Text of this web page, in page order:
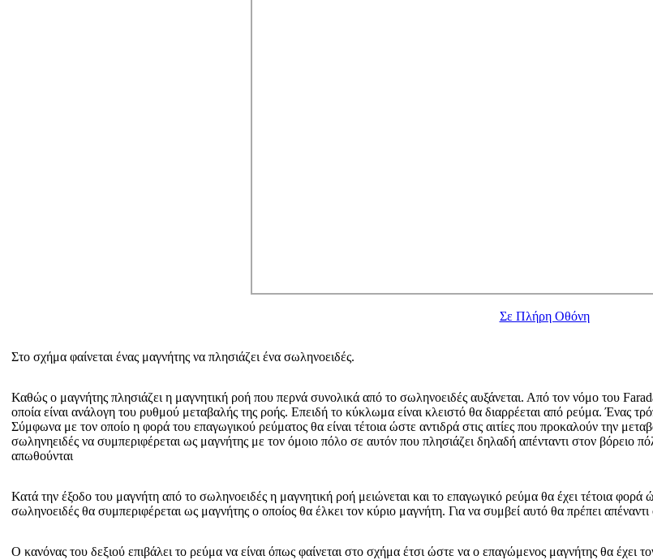
Σε Πλήρη Οθόνη
Στο σχήμα φαίνεται ένας μαγνήτης να πλησιάζει ένα σωληνοειδές.
Καθώς ο μαγνήτης πλησιάζει η μαγνητική ροή που περνά συνολικά από το σωληνοειδές αυξάνεται. Από τον νόμο του
οποία είναι ανάλογη του ρυθμού μεταβαλής της ροής. Επειδή το κύκλωμα είναι κλειστό θα διαρρέεται από ρεύμα. Ένας
Σύμφωνα με τον οποίο η φορά του επαγωγικού ρεύματος θα είναι τέτοια ώστε αντιδρά στις αιτίες που προκαλούν την
σωληνηειδές να συμπεριφέρεται ως μαγνήτης με τον όμοιο πόλο σε αυτόν που πλησιάζει δηλαδή απένταντι στον βόρειο
απωθούνται
Κατά την έξοδο του μαγνήτη από το σωληνοειδές η μαγνητική ροή μειώνεται και το επαγωγικό ρεύμα θα έχει τέτοια
σωληνοειδές θα συμπεριφέρεται ως μαγνήτης ο οποίος θα έλκει τον κύριο μαγνήτη. Για να συμβεί αυτό θα πρέπει
Ο κανόνας του δεξιού επιβάλει το ρεύμα να είναι όπως φαίνεται στο σχήμα έτσι ώστε να ο επαγώμενος μαγνήτης θα έχει